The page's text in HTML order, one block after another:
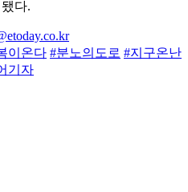
다.
이온다 #분노의도로 #지구온난
기자